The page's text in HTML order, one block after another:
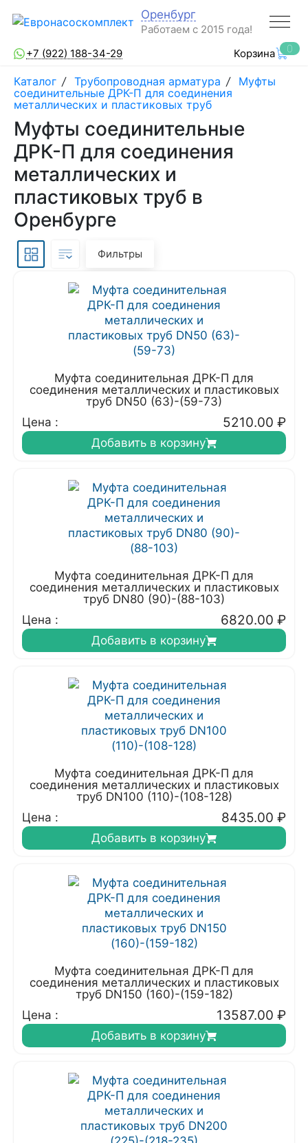
Оренбург
Работаем с 2015 года!
+7 (922) 188-34-29
Корзина 0
Каталог / Трубопроводная арматура / Муфты
соединительные ДРК-П для соединения
металлических и пластиковых труб
Муфты соединительные
ДРК-П для соединения
металлических и
пластиковых труб в
Оренбурге
Фильтры
Муфта соединительная ДРК-П для
соединения металлических и пластиковых
труб DN50 (63)-(59-73)
Цена :
5210.00 ₽
Добавить в корзину
Муфта соединительная ДРК-П для
соединения металлических и пластиковых
труб DN80 (90)-(88-103)
Цена :
6820.00 ₽
Добавить в корзину
Муфта соединительная ДРК-П для
соединения металлических и пластиковых
труб DN100 (110)-(108-128)
Цена :
8435.00 ₽
Добавить в корзину
Муфта соединительная ДРК-П для
соединения металлических и пластиковых
труб DN150 (160)-(159-182)
Цена :
13587.00 ₽
Добавить в корзину